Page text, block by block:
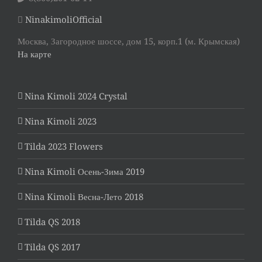
NinakimoliOfficial
Москва, Загородное шоссе, дом 15, корп.1 (м. Крымская)
На карте
Nina Kimoli 2024 Crystal
Nina Kimoli 2023
Tilda 2023 Flowers
Nina Kimoli Осень-Зима 2019
Nina Kimoli Весна-Лето 2018
Tilda QS 2018
Tilda QS 2017